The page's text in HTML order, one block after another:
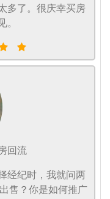
多了。很庆幸买房
回流
经纪时，我就问两
售？你是如何推广